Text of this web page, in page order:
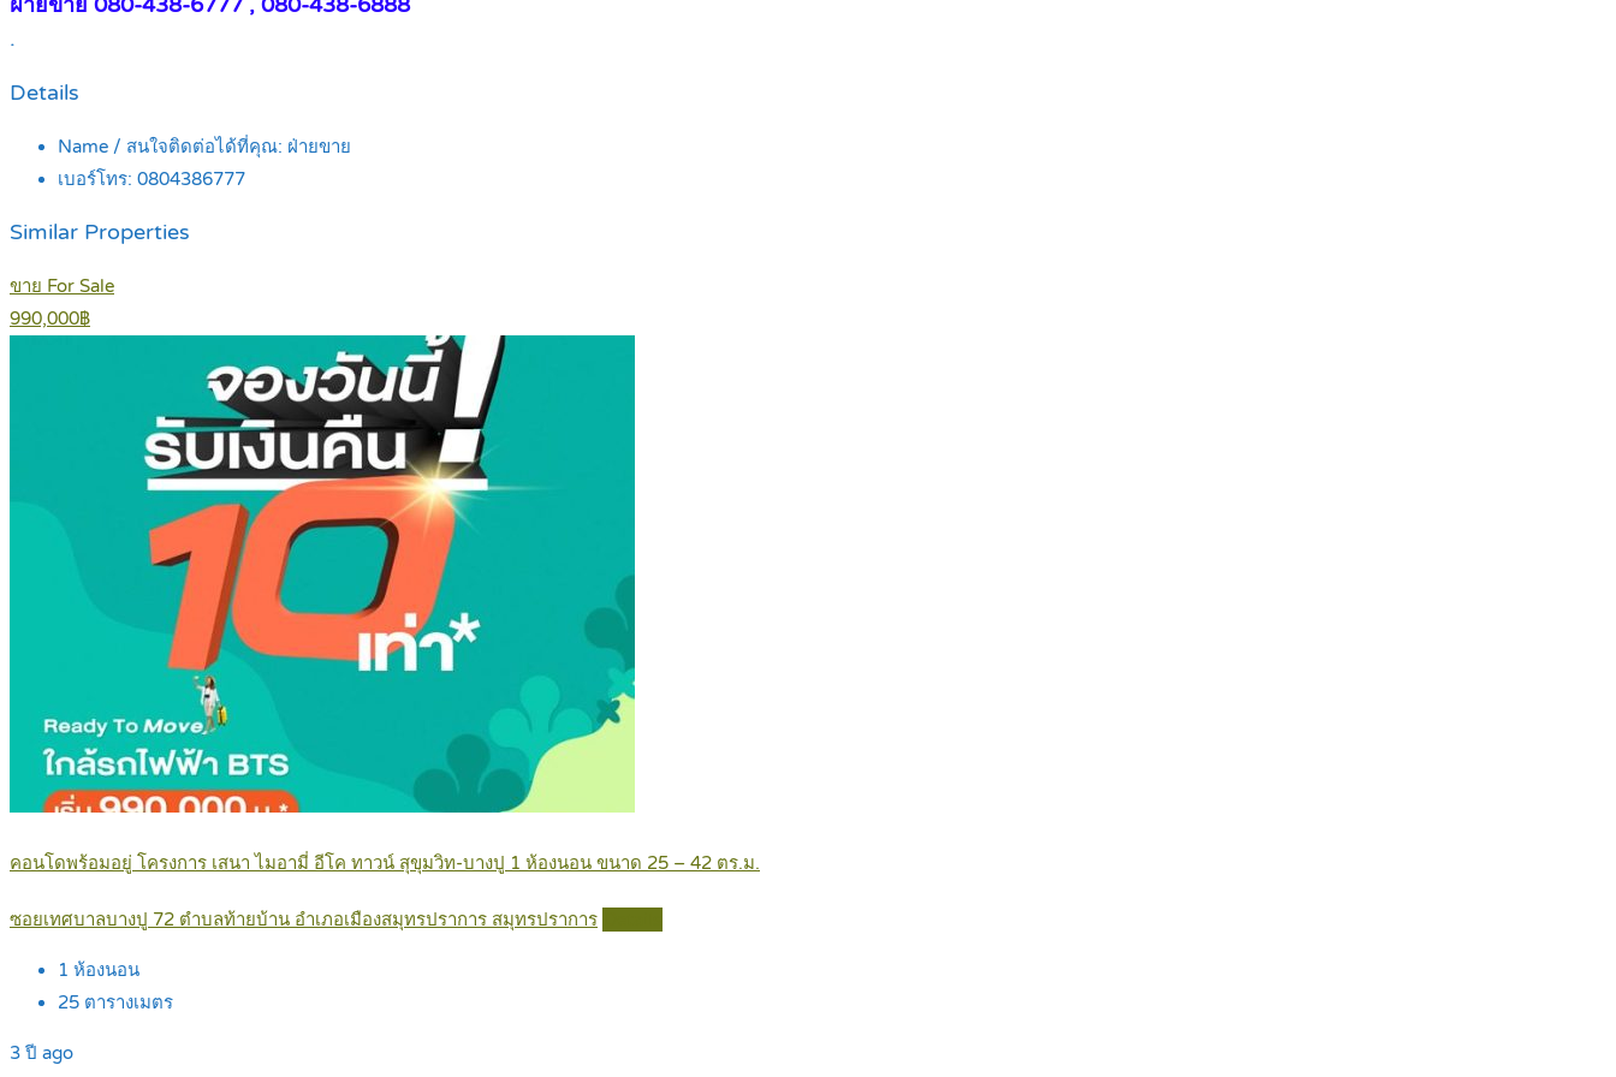
.
Details
Name / สนใจติดต่อได้ที่คุณ: ฝ่ายขาย
เบอร์โทร: 0804386777
Similar Properties
ขาย For Sale
990,000฿
คอนโดพร้อมอยู่ โครงการ เสนา ไมอามี่ อีโค ทาวน์ สุขุมวิท-บางปู 1 ห้องนอน ขนาด 25 – 42 ตร.ม.
ซอยเทศบาลบางปู 72 ตำบลท้ายบ้าน อำเภอเมืองสมุทรปราการ สมุทรปราการ
1 ห้องนอน
25 ตารางเมตร
3 ปี ago